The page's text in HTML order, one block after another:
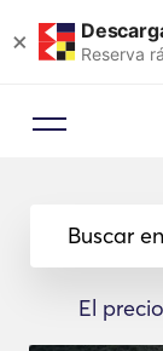
× Reserva
Buscar en
El